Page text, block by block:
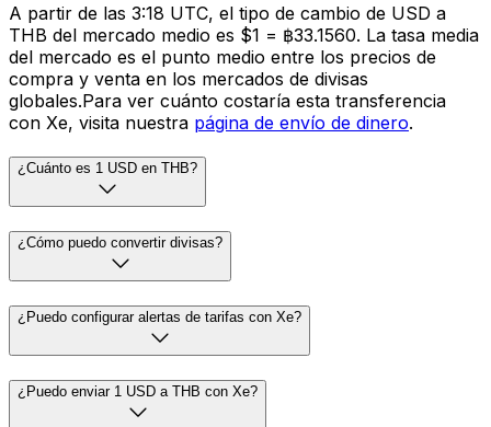
A partir de las 3:18 UTC, el tipo de cambio de USD a
THB del mercado medio es $1 = ฿33.1560. La tasa media
del mercado es el punto medio entre los precios de
compra y venta en los mercados de divisas
globales.Para ver cuánto costaría esta transferencia
con Xe, visita nuestra página de envío de dinero.
¿Cuánto es 1 USD en THB?
¿Cómo puedo convertir divisas?
¿Puedo configurar alertas de tarifas con Xe?
¿Puedo enviar 1 USD a THB con Xe?